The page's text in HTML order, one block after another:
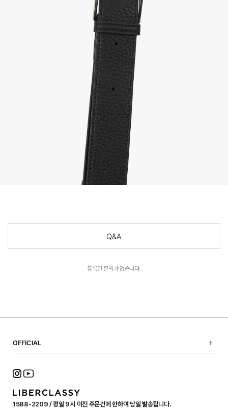
Q&A
등록된 문의가 없습니다.
OFFICIAL
SHOPPING GUIDE
TERMS OF USE
PRIVACY POLICY
1588-2209 / 평일 9시 이전 주문건에 한하여 당일 발송됩니다.